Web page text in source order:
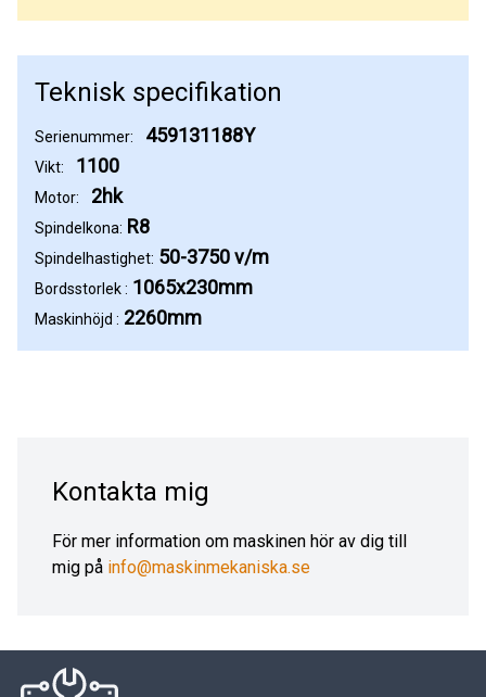
Teknisk specifikation
Serienummer: 459131188Y
Vikt: 1100
Motor: 2hk
Spindelkona: R8
Spindelhastighet: 50-3750 v/m
Bordsstorlek : 1065x230mm
Maskinhöjd : 2260mm
Kontakta mig
För mer information om maskinen hör av dig till
mig på info@maskinmekaniska.se